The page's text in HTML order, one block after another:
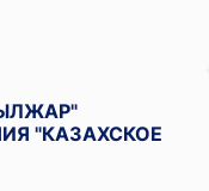
"КАЗАХСКОЕ